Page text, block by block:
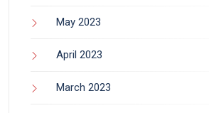
May 2023
April 2023
March 2023